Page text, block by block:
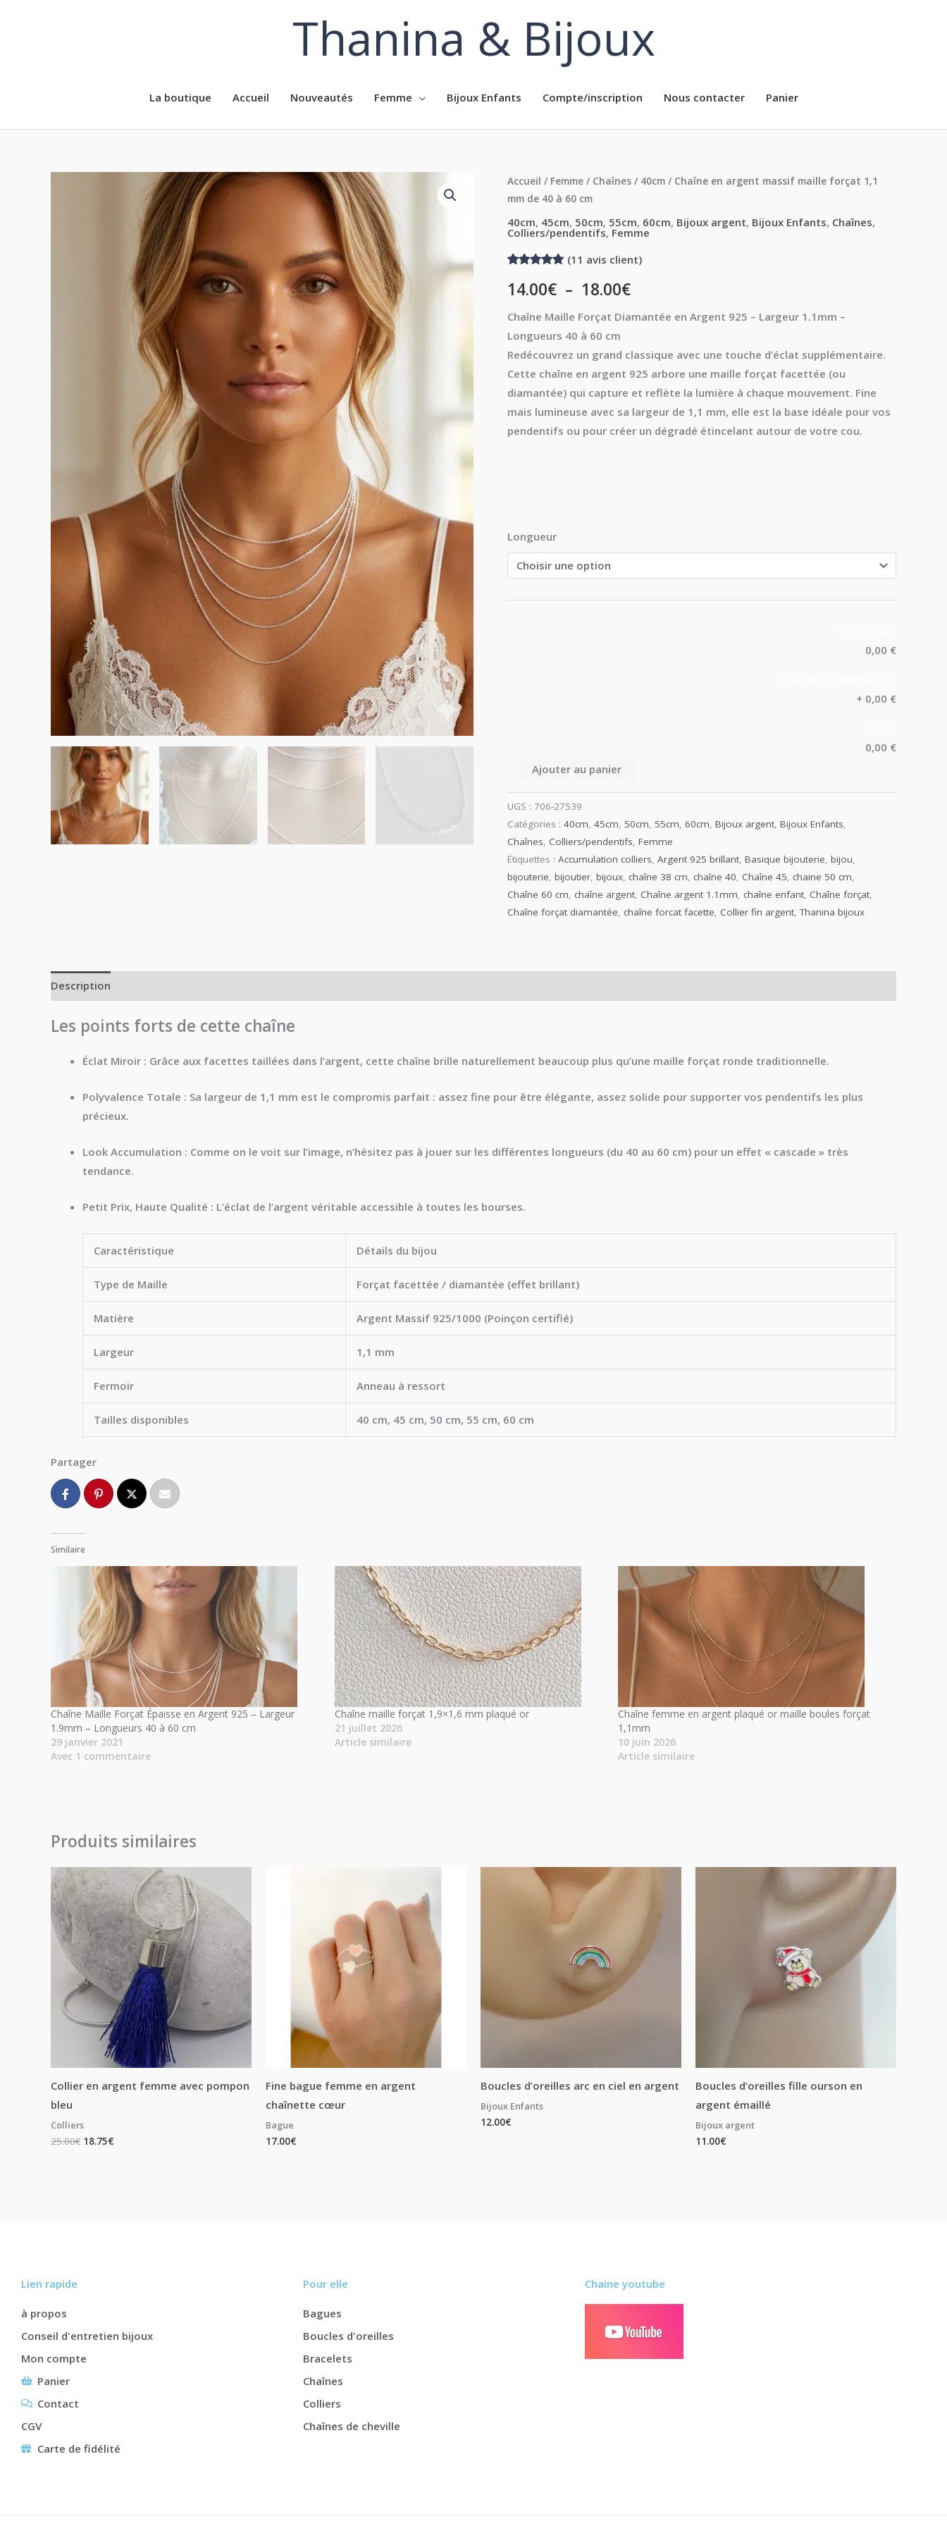
Thanina & Bijoux
La boutique Accueil Nouveautés Femme Bijoux Enfants Compte/inscription Nous contacter Panier
Accueil / Femme / Chaînes / 40cm / Chaîne en argent massif maille forçat 1,1
mm de 40 à 60 cm
40cm, 45cm, 50cm, 55cm, 60cm, Bijoux argent, Bijoux Enfants, Chaînes,
Colliers/pendentifs, Femme
sur 5
basé sur
client
(11 avis client)
14.00€ – 18.00€
Plage
de
prix :
14.00€
à
Chaîne Maille Forçat Diamantée en Argent 925 – Largeur 1.1mm –
Longueurs 40 à 60 cm
Redécouvrez un grand classique avec une touche d’éclat supplémentaire.
Cette chaîne en argent 925 arbore une maille forçat facettée (ou
diamantée) qui capture et reflète la lumière à chaque mouvement. Fine
mais lumineuse avec sa largeur de 1,1 mm, elle est la base idéale pour vos
pendentifs ou pour créer un dégradé étincelant autour de votre cou.
Longueur
0,00 €
+ 0,00 €
0,00 €
quantité
de
Chaîne
en
argent
maille
forçat
1,1
mm
de
40
à
60
Ajouter au panier
UGS : 706-27539
Catégories : 40cm, 45cm, 50cm, 55cm, 60cm, Bijoux argent, Bijoux Enfants,
Chaînes, Colliers/pendentifs, Femme
Étiquettes : Accumulation colliers, Argent 925 brillant, Basique bijouterie, bijou,
bijouterie, bijoutier, bijoux, chaîne 38 cm, chaîne 40, Chaîne 45, chaine 50 cm,
Chaîne 60 cm, chaîne argent, Chaîne argent 1.1mm, chaîne enfant, Chaîne forçat,
Chaîne forçat diamantée, chaîne forcat facette, Collier fin argent,Thanina bijoux
Description
Les points forts de cette chaîne
Éclat Miroir : Grâce aux facettes taillées dans l’argent, cette chaîne brille naturellement beaucoup plus qu’une maille forçat ronde traditionnelle.
Polyvalence Totale : Sa largeur de 1,1 mm est le compromis parfait : assez fine pour être élégante, assez solide pour supporter vos pendentifs les plus
précieux.
Look Accumulation : Comme on le voit sur l’image, n’hésitez pas à jouer sur les différentes longueurs (du 40 au 60 cm) pour un effet « cascade » très
tendance.
Petit Prix, Haute Qualité : L’éclat de l’argent véritable accessible à toutes les bourses.
Caractéristique Détails du bijou
Type de Maille Forçat facettée / diamantée (effet brillant)
Matière Argent Massif 925/1000 (Poinçon certifié)
Largeur 1,1 mm
Fermoir Anneau à ressort
Tailles disponibles 40 cm, 45 cm, 50 cm, 55 cm, 60 cm
Partager
Similaire
Chaîne Maille Forçat Épaisse en Argent 925 – Largeur
1.9mm – Longueurs 40 à 60 cm
29 janvier 2021
Avec 1 commentaire
Chaîne maille forçat 1,9×1,6 mm plaqué or
21 juillet 2026
Article similaire
Chaîne femme en argent plaqué or maille boules forçat
1,1mm
10 juin 2026
Article similaire
Produits similaires
Collier en argent femme avec pompon
bleu
Colliers
25.00€ 18.75€
Fine bague femme en argent
chaînette cœur
Bague
17.00€
Boucles d’oreilles arc en ciel en argent
Bijoux Enfants
12.00€
Boucles d’oreilles fille ourson en
argent émaillé
Bijoux argent
11.00€
Lien rapide
à propos
Conseil d'entretien bijoux
Mon compte
Panier
Contact
CGV
Carte de fidélité
Pour elle
Bagues
Boucles d'oreilles
Bracelets
Chaînes
Colliers
Chaînes de cheville
Chaine youtube